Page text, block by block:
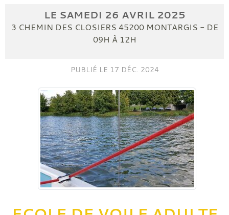
LE SAMEDI 26 AVRIL 2025
3 CHEMIN DES CLOSIERS 45200 MONTARGIS - DE
09H À 12H
PUBLIÉ LE 17 DÉC. 2024